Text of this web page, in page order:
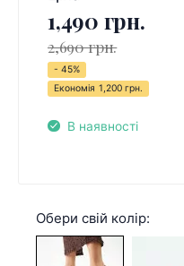
1,490 грн.
2,690 грн.
- 45%
Економія 1,200 грн.
В наявності
Обери свій колір: